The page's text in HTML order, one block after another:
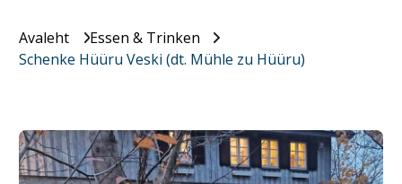
Avaleht
Essen & Trinken
Schenke Hüüru Veski (dt. Mühle zu Hüüru)